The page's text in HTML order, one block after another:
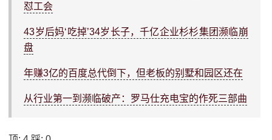
怼工会
43岁后妈‘吃掉’34岁长子，千亿企业杉杉集团濒临崩
盘
年赚3亿的百度总代倒下，但老板的别墅和园区还在
从行业第一到濒临破产：罗马仕充电宝的作死三部曲